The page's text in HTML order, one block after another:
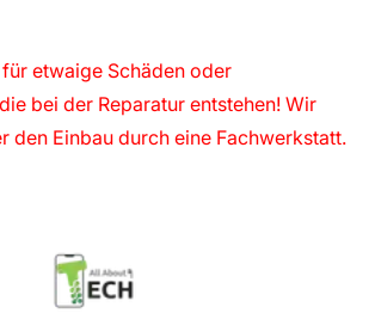
etwaige Schäden oder
bei der Reparatur entstehen! Wir
den Einbau durch eine Fachwerkstatt.